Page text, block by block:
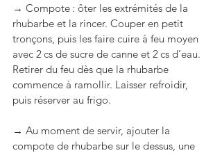
→ Compote : ôter les extrémités de la
rhubarbe et la rincer. Couper en petit
tronçons, puis les faire cuire à feu moyen
avec 2 cs de sucre de canne et 2 cs d’eau.
Retirer du feu dès que la rhubarbe
commence à ramollir. Laisser refroidir,
puis réserver au frigo.
→ Au moment de servir, ajouter la
compote de rhubarbe sur le dessus, une